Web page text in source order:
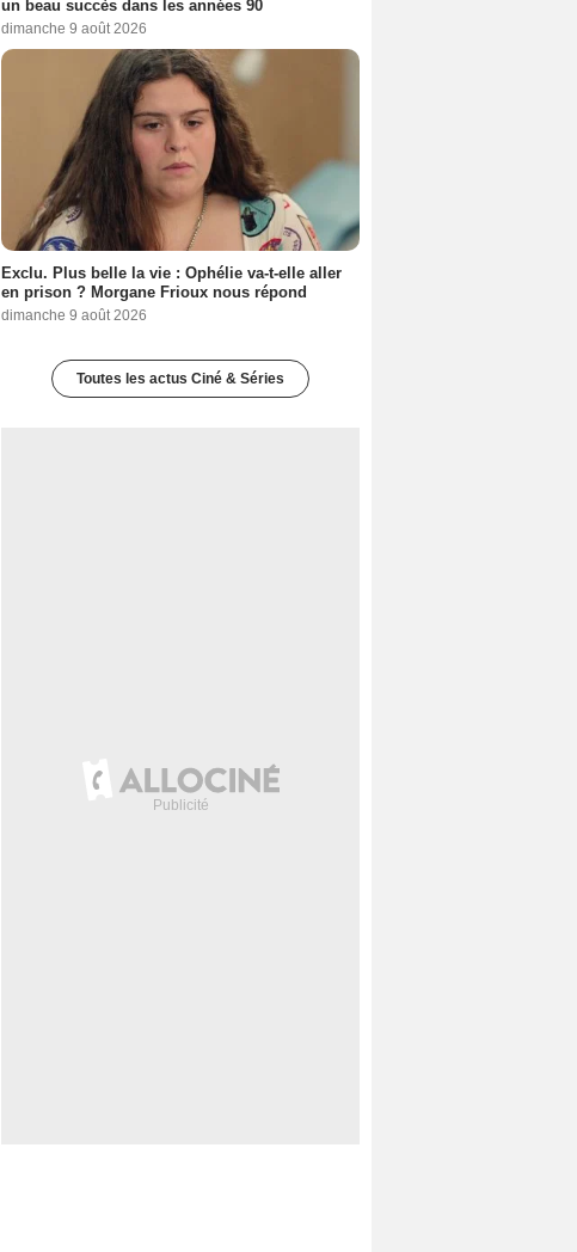
un beau succès dans les années 90
dimanche 9 août 2026
Exclu. Plus belle la vie : Ophélie va-t-elle aller
en prison ? Morgane Frioux nous répond
dimanche 9 août 2026
Toutes les actus Ciné & Séries